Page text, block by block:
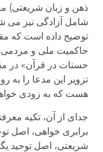
ذهن و زبان شریعتی)
شامل آزادگی نیز می
توضیح داده است که
حاکمیت ملی و مردمی
حسنات در قرآن» در
تزویر این مدعا را به
هست که به زودی
جدای از آن، تکیه
برابری خواهی، اصل
شریعتی، اصل توحید